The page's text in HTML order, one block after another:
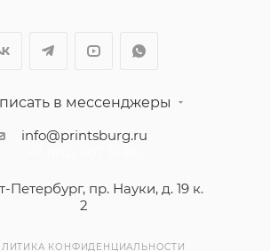
в мессенджеры
info@printsburg.ru
Петербург, пр. Науки, д. 19 к.
2
КОНФИДЕНЦИАЛЬНОСТИ